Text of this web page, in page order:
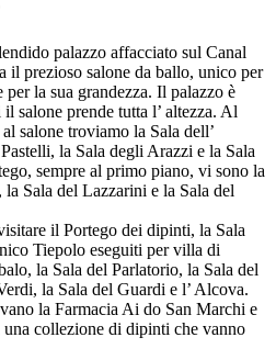
palazzo affacciato sul Canal
il prezioso salone da ballo, unico per
la sua grandezza. Il palazzo è
salone prende tutta l’ altezza. Al
salone troviamo la Sala dell’
la Sala degli Arazzi e la Sala
sempre al primo piano, vi sono la
Sala del Lazzarini e la Sala del
il Portego dei dipinti, la Sala
Tiepolo eseguiti per villa di
la Sala del Parlatorio, la Sala del
la Sala del Guardi e l’ Alcova.
la Farmacia Ai do San Marchi e
collezione di dipinti che vanno